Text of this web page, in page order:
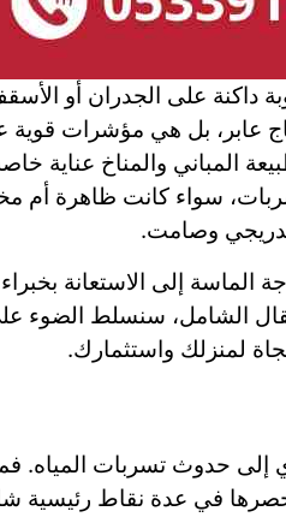
داكنة على الجدران أو
عابر، بل هي مؤشرات
المباني والمناخ عناية
سواء كانت ظاهرة أم
تدريجي وصامت.
الماسة إلى الاستعانة
الشامل، سنسلط الضوء
لمنزلك واستثمارك.
إلى حدوث تسربات
حصرها في عدة نقاط رئيسية